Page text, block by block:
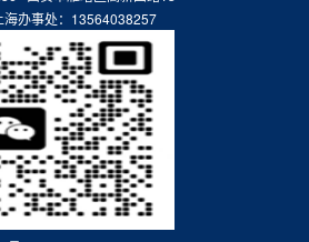
事处：13564038257